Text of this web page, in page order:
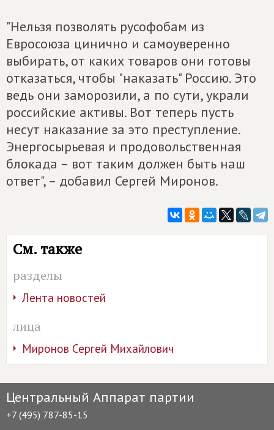
"Нельзя позволять русофобам из
Евросоюза цинично и самоуверенно
выбирать, от каких товаров они готовы
отказаться, чтобы "наказать" Россию. Это
ведь они заморозили, а по сути, украли
российские активы. Вот теперь пусть
несут наказание за это преступление.
Энергосырьевая и продовольственная
блокада – вот таким должен быть наш
ответ", – добавил Сергей Миронов.
См. также
разделы
Лента новостей
лица
Миронов Сергей Михайлович
Центральный Аппарат партии
+7 (495) 787-85-15